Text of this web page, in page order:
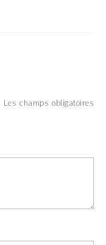
Les champs obligatoires